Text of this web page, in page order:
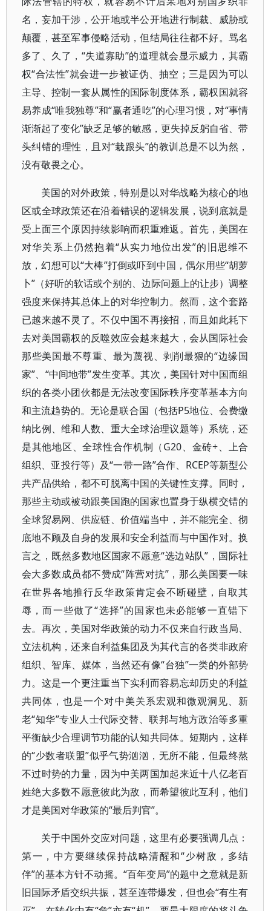
名，妄加干涉，公开地或半公开地进行制裁、威胁或
颠覆，甚至军事侵略活动，但结局往往都不好。骂名
多了、久了，“失道寡助”的道理就会显示威力，其霸
权“合法性”就会进一步被证伪、抽空；三是因为可以
主导、控制一套从属性的国际制度体系，霸权国就容
易养成“唯我独尊”和“赢者通吃”的心理习惯，对“事情
渐渐起了变化”缺乏足够的敏感，更失掉反躬自省、带
头纠错的理性，且对“栽跟头”的教训总是不以为然，
没有敬畏之心。
美国的对外政策，特别是以对华战略为核心的地
区或全球政策还在沿着错误的逻辑发展，说到底就是
受上面三个原因持续影响而积重难返。首先，美国在
对华关系上仍然抱着“从实力地位出发”的旧思维不
放，幻想可以“大棒”打倒或吓到中国，偶尔用些“胡萝
卜”（好听的软话或个别的、边际问题上的让步）调整
强度来保持其总体上的对华控制力。然而，这个套路
已越来越不灵了。不仅中国不再接招，而且如此耗下
去对美国霸权的反噬效应会越来越大，会从国际社会
那些美国最不尊重、最为蔑视、剥削最狠的“边缘国
家”、“中间地带”发生变革。其次，美国针对中国而组
织的各类小团伙都是无法改变国际秩序变革基本方向
和主流趋势的。无论是联合国（包括P5地位、会费缴
纳比例、维和人数、重大全球治理议题等）系统，还
是其他地区、全球性合作机制（G20、金砖+、上合
组织、亚投行等）及“一带一路”合作、RCEP等新型公
共产品供给，都不可脱离中国的关键性支撑。同时，
那些主动或被动跟美国跑的国家也置身于纵横交错的
全球贸易网、供应链、价值端当中，并不能完全、彻
底地不顾及自身的发展和安全利益而与中国作对。换
言之，既然多数地区国家不愿意“选边站队”，国际社
会大多数成员都不赞成“阵营对抗”，那么美国要一味
在世界各地推行反华政策肯定会不断碰壁，自取其
辱，而一些做了“选择”的国家也未必能够一直错下
去。再次，美国对华政策的动力不仅来自行政当局、
立法机构，还来自利益集团及为其代言的各类非政府
组织、智库、媒体，当然还有像“台独”一类的外部势
力。这是一个更注重当下实利而容易忘却历史的利益
共同体，也是一个对中美关系宏观和微观洞见、新
老“知华”专业人士代际交替、联邦与地方政治等多重
平衡缺少合理调节功能的认知共同体。短期内，这样
的“少数者联盟”似乎气势汹汹，无所不能，但最终熬
不过时势的力量，因为中美两国加起来近十八亿老百
姓绝大多数不愿意彼此为敌，而希望彼此互利，他们
才是美国对华政策的“最后判官”。
关于中国外交应对问题，这里有必要强调几点：
第一，中方要继续保持战略清醒和“少树敌，多结
伴”的基本方针不动摇。“百年变局”的题中之意就是新
旧国际矛盾交织共振，甚至连带爆发，但也会“有生有